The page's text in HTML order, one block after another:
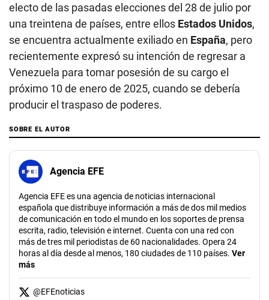
electo de las pasadas elecciones del 28 de julio por
una treintena de países, entre ellos Estados Unidos,
se encuentra actualmente exiliado en España, pero
recientemente expresó su intención de regresar a
Venezuela para tomar posesión de su cargo el
próximo 10 de enero de 2025, cuando se debería
producir el traspaso de poderes.
SOBRE EL AUTOR
Agencia EFE
Agencia EFE es una agencia de noticias internacional
española que distribuye información a más de dos mil medios
de comunicación en todo el mundo en los soportes de prensa
escrita, radio, televisión e internet. Cuenta con una red con
más de tres mil periodistas de 60 nacionalidades. Opera 24
horas al día desde al menos, 180 ciudades de 110 países. Ver
más
@EFEnoticias